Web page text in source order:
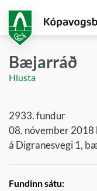
aðalefni
Bæjarráð
Hlusta
2933. fundur
08. nóvember 2018
á Digranesvegi 1,
Fundinn sátu: